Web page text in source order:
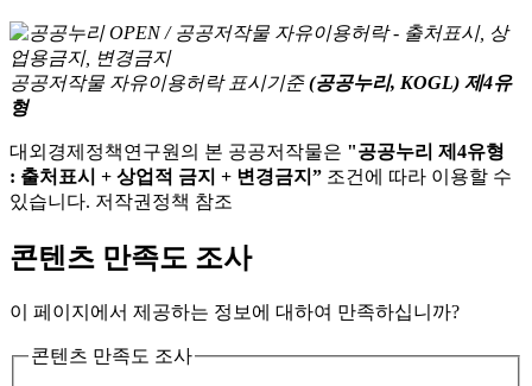
공공저작물 자유이용허락 표시기준 (공공누리, KOGL) 제4유
형
대외경제정책연구원의 본 공공저작물은 "공공누리 제4유형
: 출처표시 + 상업적 금지 + 변경금지” 조건에 따라 이용할 수
있습니다. 저작권정책 참조
콘텐츠 만족도 조사
이 페이지에서 제공하는 정보에 대하여 만족하십니까?
콘텐츠 만족도 조사